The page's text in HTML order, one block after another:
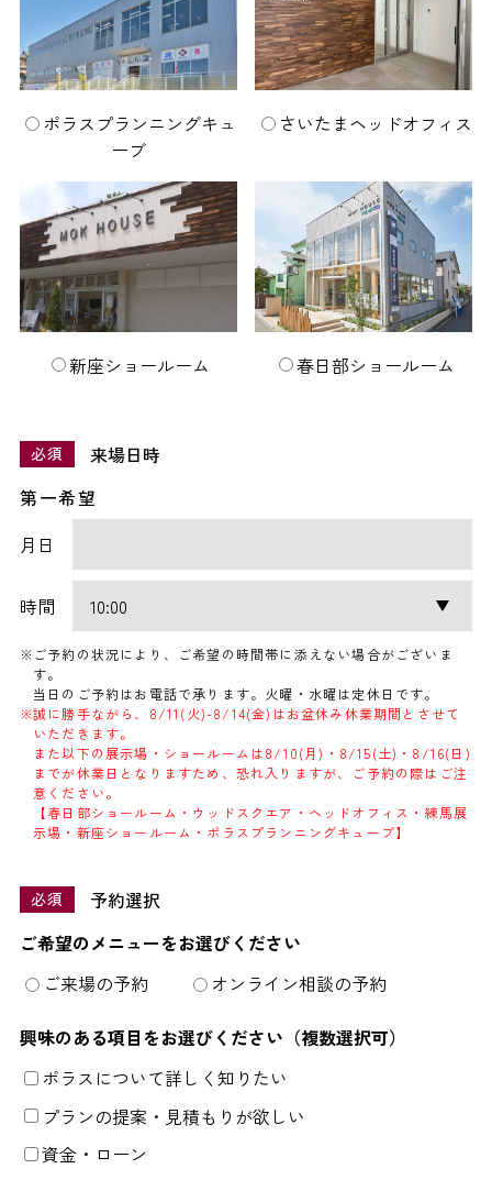
ポラスプランニングキュ
ーブ
さいたまヘッドオフィス
新座ショールーム 春日部ショールーム
来場日時
必須
第一希望
月日
時間
ご予約の状況により、ご希望の時間帯に添えない場合がございま
す。
当日のご予約はお電話で承ります。火曜・水曜は定休日です。
誠に勝手ながら、8/11(火)-8/14(金)はお盆休み休業期間とさせて
いただきます。
また以下の展示場・ショールームは8/10(月)・8/15(土)・8/16(日)
までが休業日となりますため、恐れ入りますが、ご予約の際はご注
意ください。
【春日部ショールーム・ウッドスクエア・ヘッドオフィス・練馬展
示場・新座ショールーム・ポラスプランニングキューブ】
予約選択
必須
ご希望のメニューをお選びください
ご来場の予約
オンライン相談の予約
興味のある項目をお選びください（複数選択可）
ポラスについて詳しく知りたい
プランの提案・見積もりが欲しい
資金・ローン